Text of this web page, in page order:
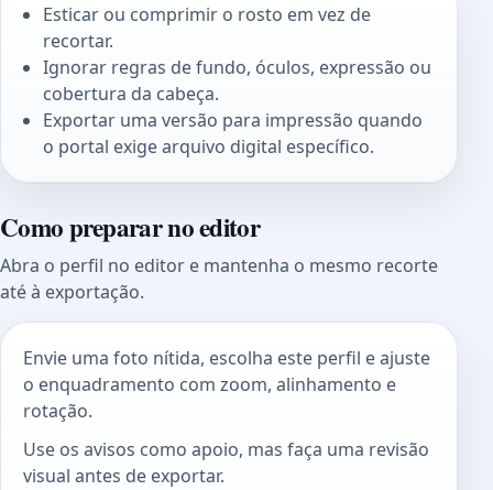
Esticar ou comprimir o rosto em vez de
recortar.
Ignorar regras de fundo, óculos, expressão ou
cobertura da cabeça.
Exportar uma versão para impressão quando
o portal exige arquivo digital específico.
Como preparar no editor
Abra o perfil no editor e mantenha o mesmo recorte
até à exportação.
Envie uma foto nítida, escolha este perfil e ajuste
o enquadramento com zoom, alinhamento e
rotação.
Use os avisos como apoio, mas faça uma revisão
visual antes de exportar.